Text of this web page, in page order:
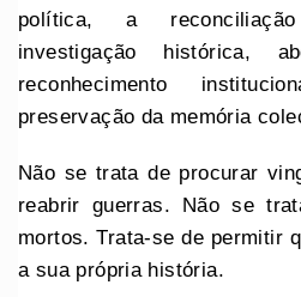
política, a
investigação histórica,
reconhecimento
preservação da memória
Não se trata de procurar
reabrir guerras. Não se
mortos. Trata-se de permitir
a sua própria história.